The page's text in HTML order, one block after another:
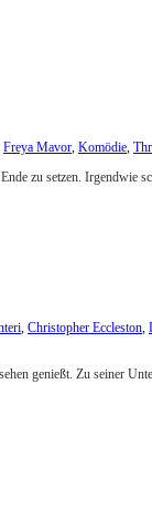
Freya Mavor, Komödie,
zu setzen. Irgendwie
, Christopher Eccleston,
genießt. Zu seiner